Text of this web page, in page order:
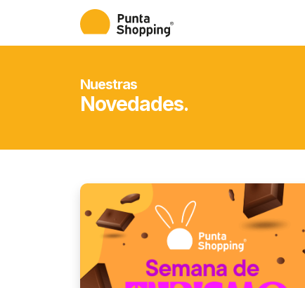
Nuestras
Novedades.